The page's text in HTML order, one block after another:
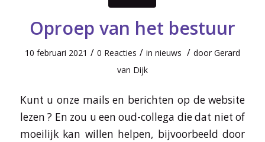
Oproep van het bestuur
10 februari 2021 / 0 Reacties / in nieuws / doorGerard
van Dijk
Kunt u onze mails en berichten op de website
lezen ? En zou u een oud-collega die dat niet of
moeilijk kan willen helpen, bijvoorbeeld door